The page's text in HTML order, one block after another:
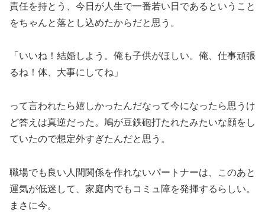
責任を持とう、今日が人生で一番若い日であるということ
をちゃんと落とし込めたからだと思う。
「いいね！結婚しよう。俺も子供がほしい。俺、仕事頑張
るね！体、大事にしてね」
って言われたら嬉しかったんだなって今になったら思うけ
ど答えは真逆だった。鳩が豆鉄砲打たれたみたいな顔をし
ていたので想定外すぎたんだと思う。
職場でも良い人間関係を作れないパートナーは、このあと
運気が低迷して、家庭内でもコミュ障を発揮するらしい。
まさに今。